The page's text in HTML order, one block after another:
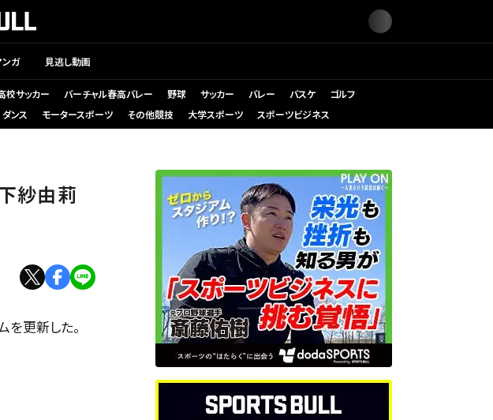
ンガ 見逃し動画
校サッカー バーチャル春高バレー 野球 サッカー バレー バスケ
ゴルフ
ダンス モータースポーツ その他競技 大学スポーツ スポーツビジネス
紗由莉
更新した。